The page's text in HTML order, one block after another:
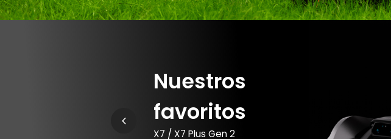
Nuestros
favoritos
X7 / X7 Plus Gen 2